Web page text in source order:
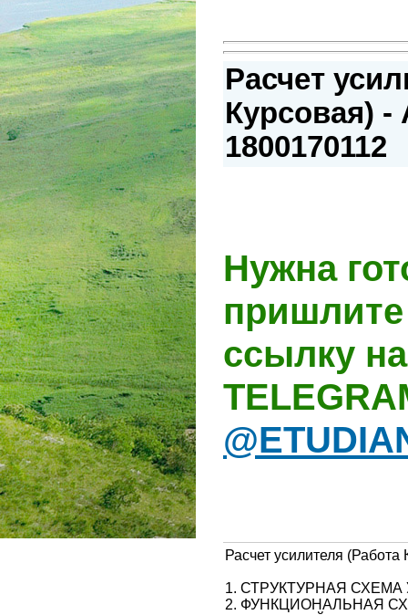
Расчет
Курсовая) -
1800170112
Нужна
ссылку
Расчет усилителя
1. СТРУКТУРНАЯ
2. ФУНКЦИОНАЛЬНАЯ